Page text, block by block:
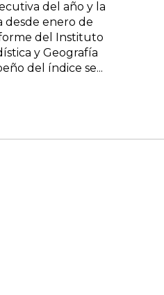
del año y la
desde enero de
del Instituto
y Geografía
del índice se...